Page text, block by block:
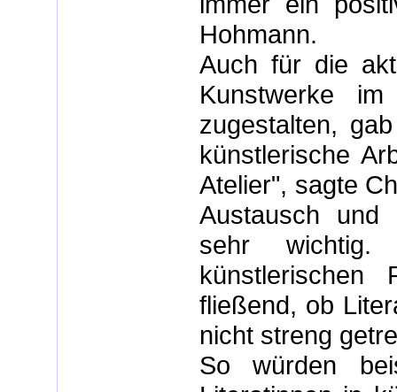
Hohmann.
Auch für die
Kunstwerke
zugestalten,
künstlerische
Atelier", sagte
Austausch und
sehr
künstlerischen
fließend, ob
nicht streng
So würden